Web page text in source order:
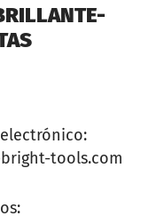
tools.com